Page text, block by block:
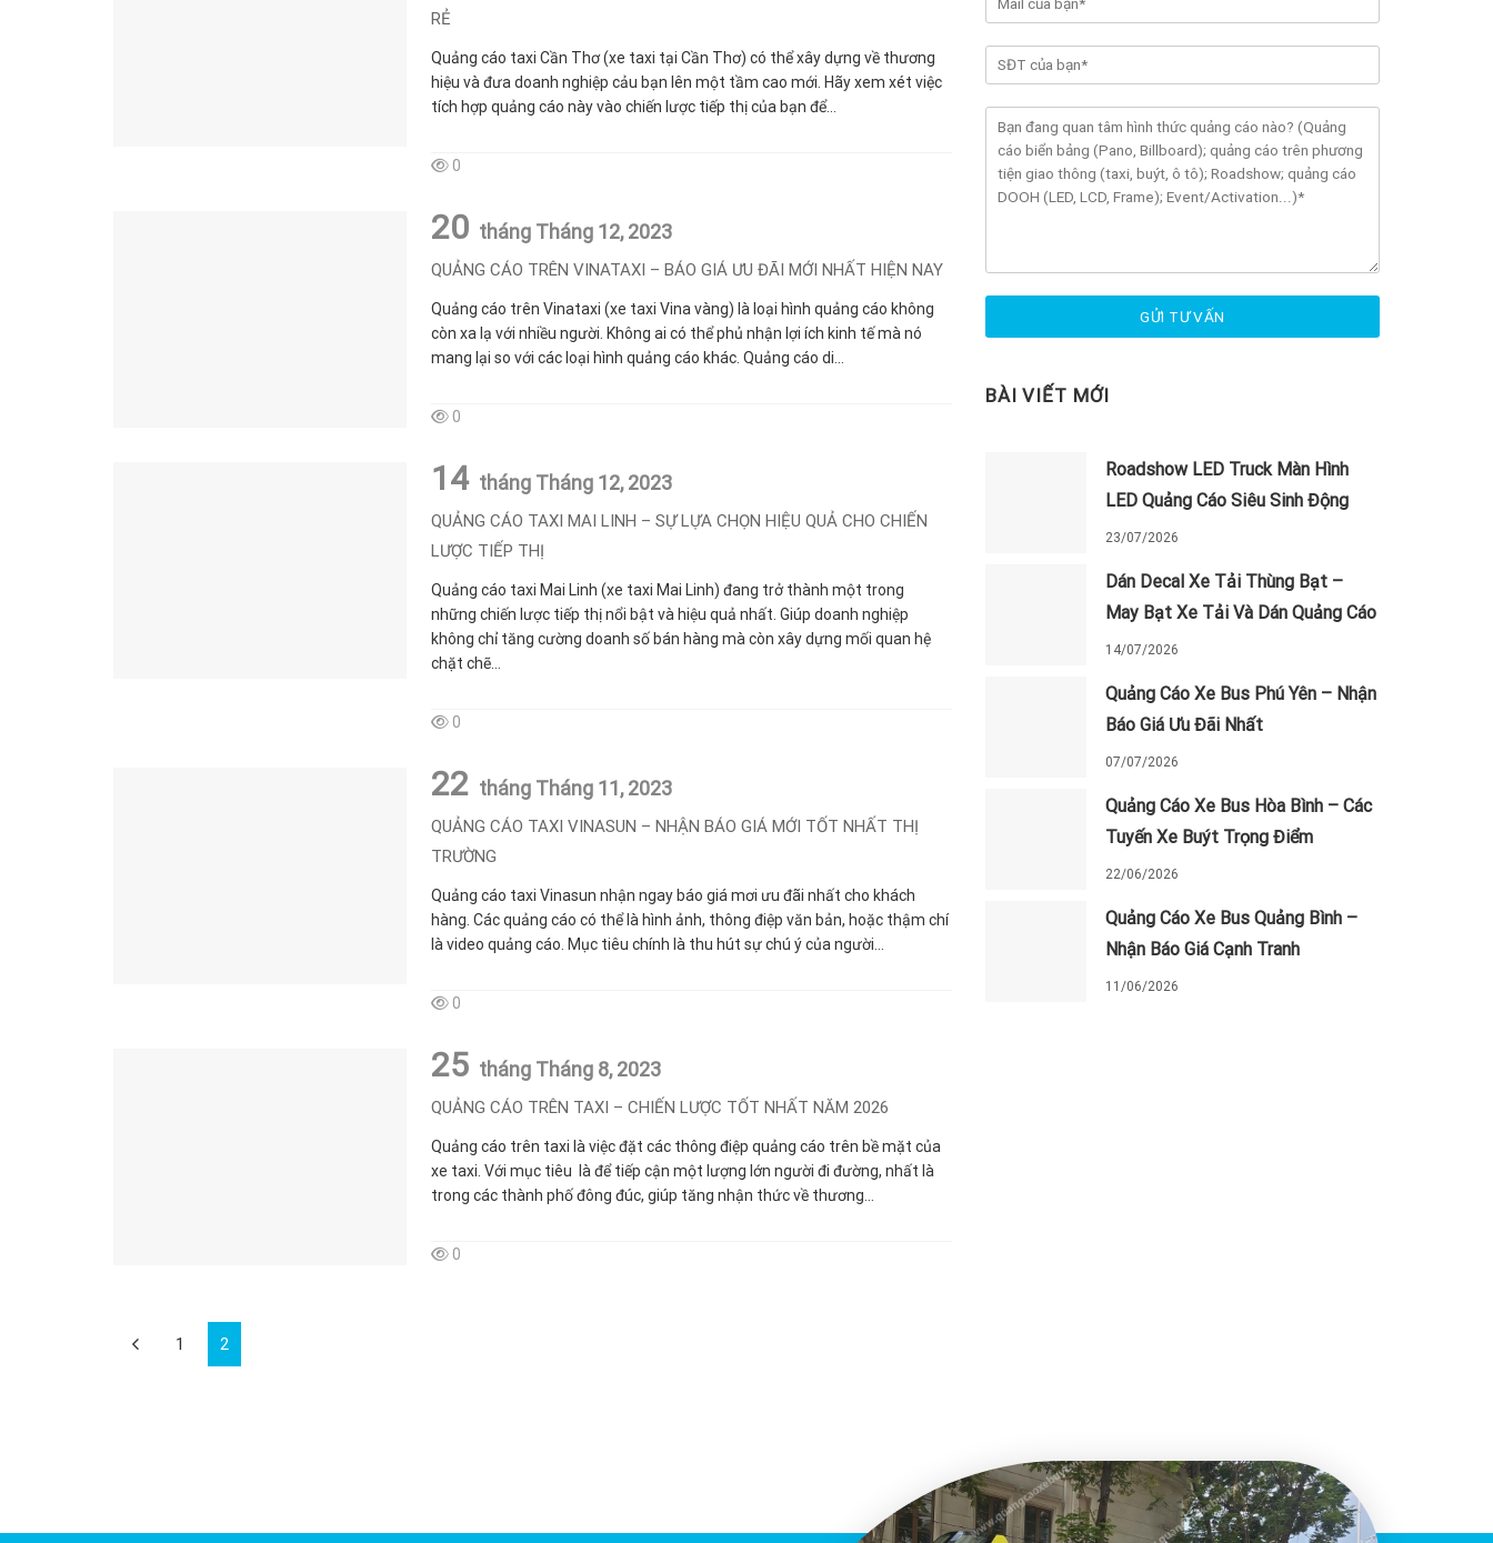
RẺ
Quảng cáo taxi Cần Thơ (xe taxi tại Cần Thơ) có thể xây dựng về thương
hiệu và đưa doanh nghiệp cảu bạn lên một tầm cao mới. Hãy xem xét việc
tích hợp quảng cáo này vào chiến lược tiếp thị của bạn để...
0
20 tháng Tháng 12, 2023
QUẢNG CÁO TRÊN VINATAXI – BÁO GIÁ ƯU ĐÃI MỚI NHẤT HIỆN NAY
Quảng cáo trên Vinataxi (xe taxi Vina vàng) là loại hình quảng cáo không
còn xa lạ với nhiều người. Không ai có thể phủ nhận lợi ích kinh tế mà nó
mang lại so với các loại hình quảng cáo khác. Quảng cáo di...
0
14 tháng Tháng 12, 2023
QUẢNG CÁO TAXI MAI LINH – SỰ LỰA CHỌN HIỆU QUẢ CHO CHIẾN
LƯỢC TIẾP THỊ
Quảng cáo taxi Mai Linh (xe taxi Mai Linh) đang trở thành một trong
những chiến lược tiếp thị nổi bật và hiệu quả nhất. Giúp doanh nghiệp
không chỉ tăng cường doanh số bán hàng mà còn xây dựng mối quan hệ
chặt chẽ...
0
22 tháng Tháng 11, 2023
QUẢNG CÁO TAXI VINASUN – NHẬN BÁO GIÁ MỚI TỐT NHẤT THỊ
TRƯỜNG
Quảng cáo taxi Vinasun nhận ngay báo giá mơi ưu đãi nhất cho khách
hàng. Các quảng cáo có thể là hình ảnh, thông điệp văn bản, hoặc thậm chí
là video quảng cáo. Mục tiêu chính là thu hút sự chú ý của người...
0
25 tháng Tháng 8, 2023
QUẢNG CÁO TRÊN TAXI – CHIẾN LƯỢC TỐT NHẤT NĂM 2026
Quảng cáo trên taxi là việc đặt các thông điệp quảng cáo trên bề mặt của
xe taxi. Với mục tiêu là để tiếp cận một lượng lớn người đi đường, nhất là
trong các thành phố đông đúc, giúp tăng nhận thức về thương...
0
1 2
BÀI VIẾT MỚI
Roadshow LED Truck Màn Hình
LED Quảng Cáo Siêu Sinh Động
23/07/2026
Dán Decal Xe Tải Thùng Bạt –
May Bạt Xe Tải Và Dán Quảng Cáo
14/07/2026
Quảng Cáo Xe Bus Phú Yên – Nhận
Báo Giá Ưu Đãi Nhất
07/07/2026
Quảng Cáo Xe Bus Hòa Bình – Các
Tuyến Xe Buýt Trọng Điểm
22/06/2026
Quảng Cáo Xe Bus Quảng Bình –
Nhận Báo Giá Cạnh Tranh
11/06/2026